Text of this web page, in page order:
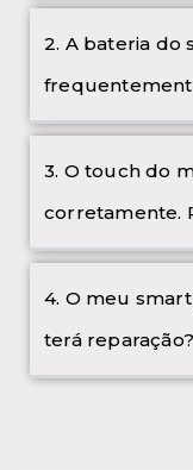
2. A bateria do
3. O touch do
corretamente.
4. O meu
terá reparação?